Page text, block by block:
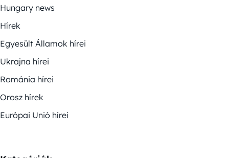
Hungary news
Hírek
Egyesült Államok hírei
Ukrajna hírei
Románia hírei
Orosz hírek
Európai Unió hírei